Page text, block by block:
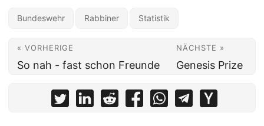
Bundeswehr Rabbiner Statistik
« VORHERIGE
So nah - fast schon Freunde
NÄCHSTE »
Genesis Prize